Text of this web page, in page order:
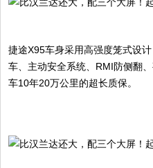
捷途X95车身采用高强度笼式设
车、主动安全系统、RMI防侧翻
车10年20万公里的超长质保。